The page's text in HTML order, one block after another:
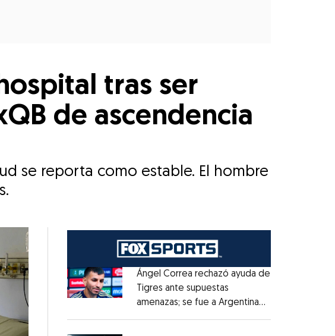
tras ser
de ascendencia
se reporta como estable. El hombre
Opens in new window
Ángel Correa rechazó ayuda de
Tigres ante supuestas
amenazas; se fue a Argentina